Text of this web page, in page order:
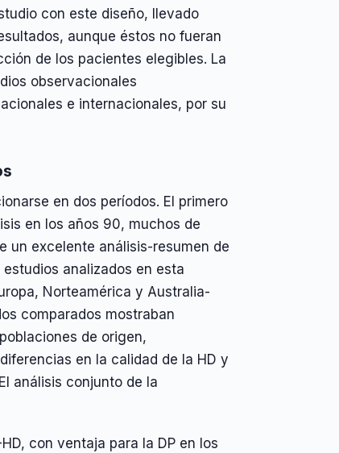
con este diseño, llevado
aunque éstos no fueran
de los pacientes elegibles. La
observacionales
e internacionales, por su
en dos períodos. El primero
en los años 90, muchos de
un excelente análisis-resumen de
analizados en esta
Norteamérica y Australia-
comparados mostraban
de origen,
en la calidad de la HD y
análisis conjunto de la
con ventaja para la DP en los